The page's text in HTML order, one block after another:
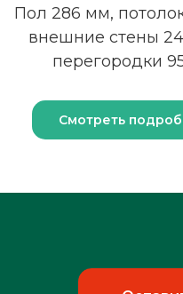
Пол 286 мм,
внешние стены
перегородки
Смотреть